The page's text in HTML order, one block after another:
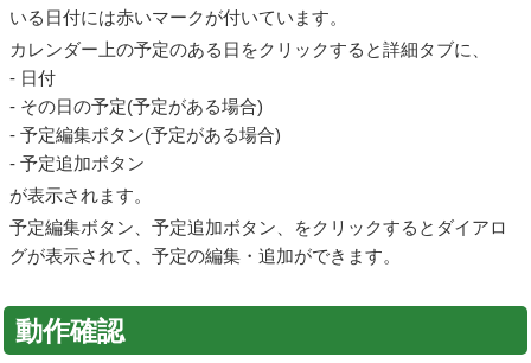
いる日付には赤いマークが付いています。
カレンダー上の予定のある日をクリックすると詳細タブに、
- 日付
- その日の予定(予定がある場合)
- 予定編集ボタン(予定がある場合)
- 予定追加ボタン
が表示されます。
予定編集ボタン、予定追加ボタン、をクリックするとダイアロ
グが表示されて、予定の編集・追加ができます。
動作確認